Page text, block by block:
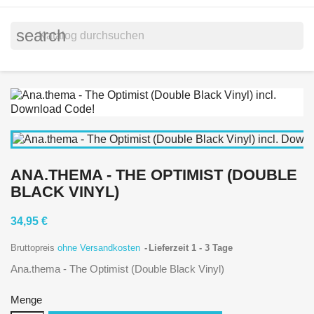
search
ANA.THEMA - THE OPTIMIST (DOUBLE
BLACK VINYL)
34,95 €
Bruttopreis ohne Versandkosten Lieferzeit 1 - 3 Tage
Ana.thema - The Optimist (Double Black Vinyl)
Menge